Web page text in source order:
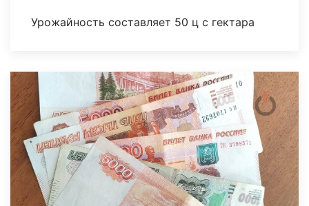
Урожайность составляет 50 ц с гектара